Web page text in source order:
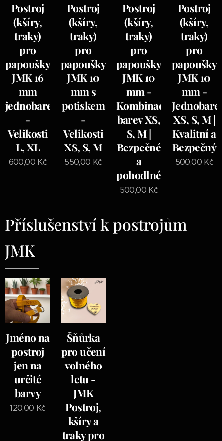
Postroj
(kšíry,
traky)
pro
papoušky
JMK 16
mm
jednobarevný
-
Velikosti
L, XL
600,00 Kč
Postroj
(kšíry,
traky)
pro
papoušky
JMK 10
mm s
potiskem
-
Velikosti
XS, S, M
550,00 Kč
Postroj
(kšíry,
traky)
pro
papoušky
JMK 10
mm -
Kombinace
barev XS,
S, M |
Bezpečné
a
pohodlné
500,00 Kč
Postroj
(kšíry,
traky)
pro
papoušky
JMK 10
mm -
XS, S, M |
Kvalitní a
Bezpečný
500,00 Kč
Příslušenství k postrojům
JMK
Jméno na
postroj
jen na
určité
barvy
120,00 Kč
Šňůrka
pro učení
volného
letu -
JMK
Postroj,
kšíry a
traky pro